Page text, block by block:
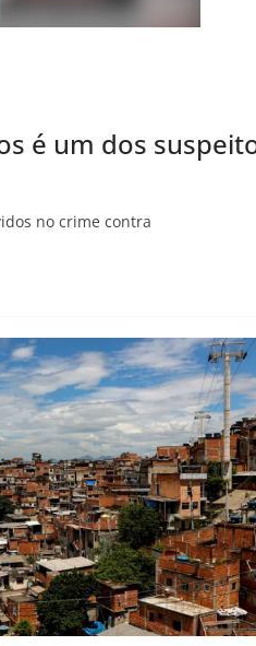
é um dos
no crime contra